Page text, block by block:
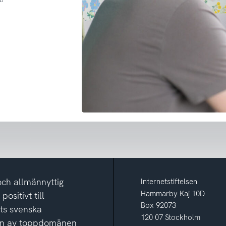
allmännyttig
positivt till
svenska
av toppdomänen
Internetstiftelsen
Hammarby Kaj 10D
Box 92073
120 07 Stockholm